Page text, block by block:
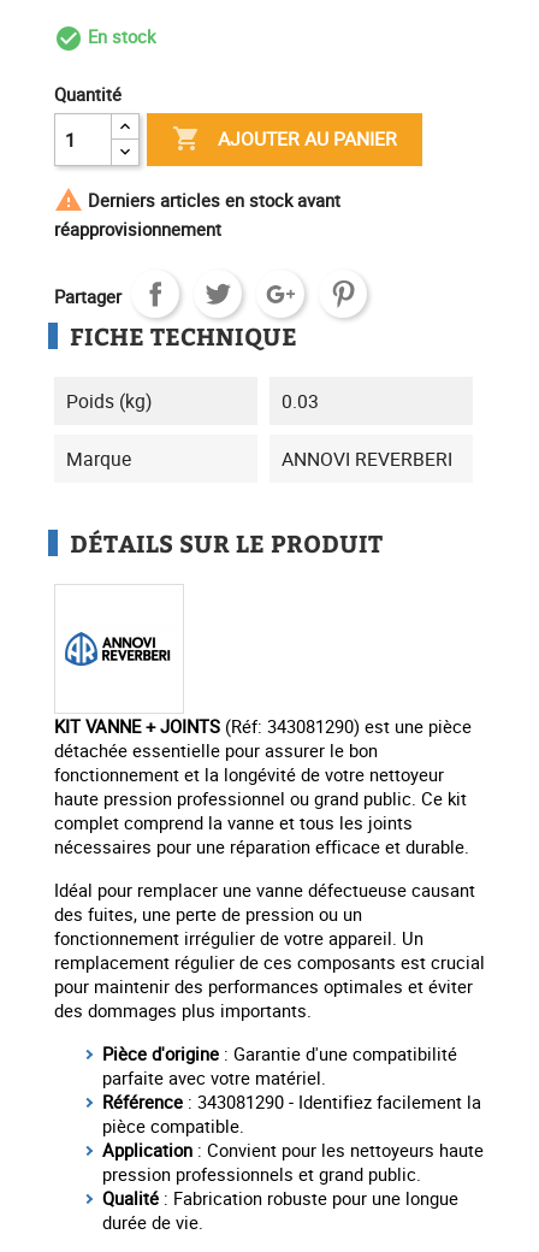
check_circle_outline
En stock
Quantité
 AJOUTER AU PANIER
 Derniers articles en stock avant
réapprovisionnement
Partager
FICHE TECHNIQUE
Poids (kg) 0.03
Marque ANNOVI REVERBERI
DÉTAILS SUR LE PRODUIT
KIT VANNE + JOINTS (Réf: 343081290) est une pièce
détachée essentielle pour assurer le bon
fonctionnement et la longévité de votre nettoyeur
haute pression professionnel ou grand public. Ce kit
complet comprend la vanne et tous les joints
nécessaires pour une réparation efficace et durable.
Idéal pour remplacer une vanne défectueuse causant
des fuites, une perte de pression ou un
fonctionnement irrégulier de votre appareil. Un
remplacement régulier de ces composants est crucial
pour maintenir des performances optimales et éviter
des dommages plus importants.
Pièce d'origine : Garantie d'une compatibilité
parfaite avec votre matériel.
Référence : 343081290 - Identifiez facilement la
pièce compatible.
Application : Convient pour les nettoyeurs haute
pression professionnels et grand public.
Qualité : Fabrication robuste pour une longue
durée de vie.